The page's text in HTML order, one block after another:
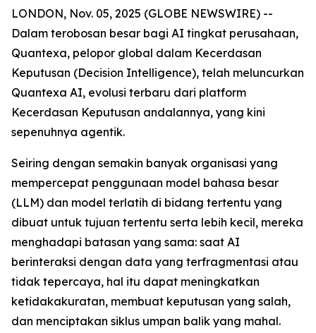
LONDON, Nov. 05, 2025 (GLOBE NEWSWIRE) --
Dalam terobosan besar bagi AI tingkat perusahaan,
Quantexa, pelopor global dalam Kecerdasan
Keputusan (Decision Intelligence), telah meluncurkan
Quantexa AI, evolusi terbaru dari platform
Kecerdasan Keputusan andalannya, yang kini
sepenuhnya agentik.
Seiring dengan semakin banyak organisasi yang
mempercepat penggunaan model bahasa besar
(LLM) dan model terlatih di bidang tertentu yang
dibuat untuk tujuan tertentu serta lebih kecil, mereka
menghadapi batasan yang sama: saat AI
berinteraksi dengan data yang terfragmentasi atau
tidak tepercaya, hal itu dapat meningkatkan
ketidakakuratan, membuat keputusan yang salah,
dan menciptakan siklus umpan balik yang mahal.